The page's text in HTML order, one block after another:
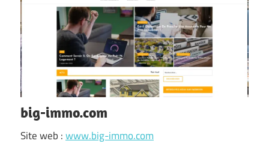
big-immo.com
Site web :www.big-immo.com